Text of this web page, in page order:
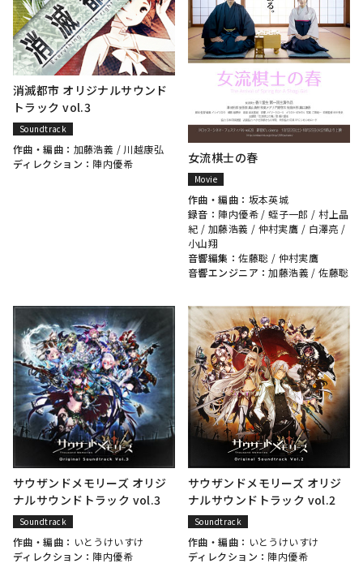
消滅都市 オリジナルサウンド
トラック vol.3
Soundtrack
作曲・編曲： 加藤浩義 / 川越康弘
ディレクション： 陣内優希 女流棋士の春
Movie
作曲・編曲： 坂本英城
録音： 陣内優希/蛭子一郎 /村上晶
紀 / 加藤浩義 / 仲村実鷹 / 白澤亮 /
小山翔
音響編集：佐藤聡 / 仲村実鷹
音響エンジニア：加藤浩義 /佐藤聡
サウザンドメモリーズ オリジ
ナルサウンドトラック vol.3
Soundtrack
作曲・編曲： いとうけいすけ
ディレクション： 陣内優希
サウザンドメモリーズ オリジ
ナルサウンドトラック vol.2
Soundtrack
作曲・編曲： いとうけいすけ
ディレクション： 陣内優希